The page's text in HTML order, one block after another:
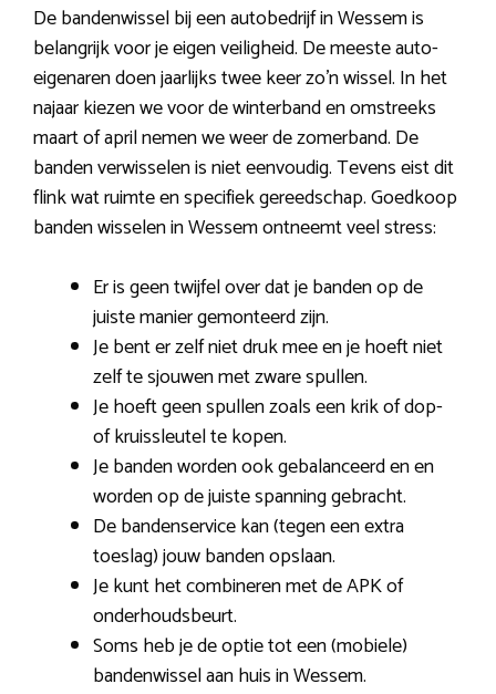
De bandenwissel bij een autobedrijf in Wessem is
belangrijk voor je eigen veiligheid. De meeste auto-
eigenaren doen jaarlijks twee keer zo’n wissel. In het
najaar kiezen we voor de winterband en omstreeks
maart of april nemen we weer de zomerband. De
banden verwisselen is niet eenvoudig. Tevens eist dit
flink wat ruimte en specifiek gereedschap. Goedkoop
banden wisselen in Wessem ontneemt veel stress:
Er is geen twijfel over dat je banden op de
juiste manier gemonteerd zijn.
Je bent er zelf niet druk mee en je hoeft niet
zelf te sjouwen met zware spullen.
Je hoeft geen spullen zoals een krik of dop-
of kruissleutel te kopen.
Je banden worden ook gebalanceerd en en
worden op de juiste spanning gebracht.
De bandenservice kan (tegen een extra
toeslag) jouw banden opslaan.
Je kunt het combineren met de APK of
onderhoudsbeurt.
Soms heb je de optie tot een (mobiele)
bandenwissel aan huis in Wessem.